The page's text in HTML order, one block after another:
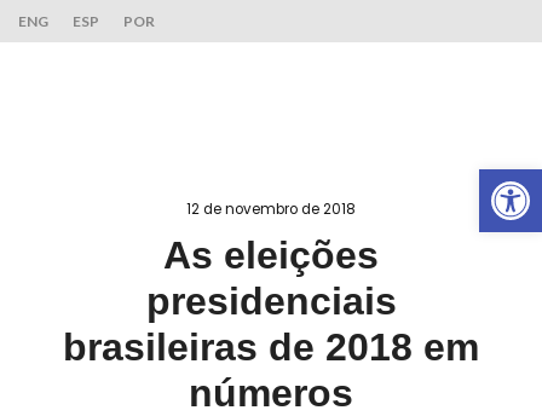
ENG ESP POR
12 de novembro de 2018
As eleições
presidenciais
brasileiras de 2018 em
números